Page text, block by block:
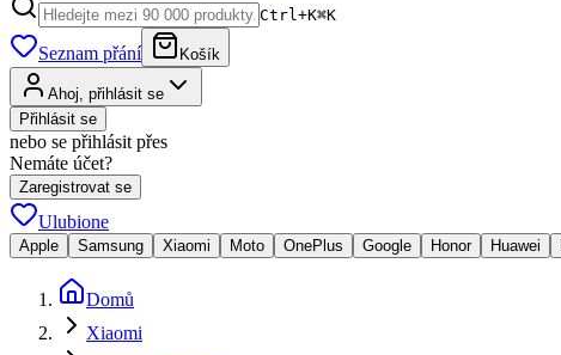
Ctrl+K⌘K
Seznam přání Košík
Ahoj, přihlásit se
Přihlásit se
nebo se přihlásit přes
Nemáte účet?
Zaregistrovat se
Ulubione
Apple Samsung Xiaomi Moto OnePlus Google Honor Huawei
Domů
Xiaomi